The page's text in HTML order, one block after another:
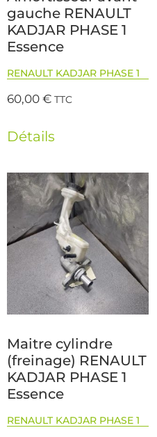
gauche RENAULT
KADJAR PHASE 1
Essence
RENAULT KADJAR PHASE 1
60,00€ TTC
Détails
Maitre cylindre
(freinage) RENAULT
KADJAR PHASE 1
Essence
RENAULT KADJAR PHASE 1